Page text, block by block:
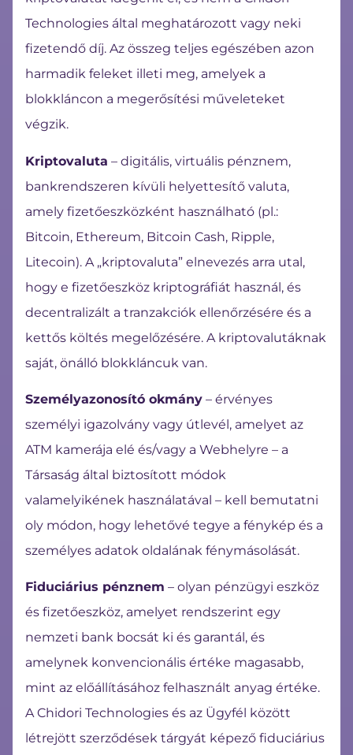
Technologies által meghatározott vagy neki
fizetendő díj. Az összeg teljes egészében azon
harmadik feleket illeti meg, amelyek a
blokkláncon a megerősítési műveleteket
végzik.
Kriptovaluta – digitális, virtuális pénznem,
bankrendszeren kívüli helyettesítő valuta,
amely fizetőeszközként használható (pl.:
Bitcoin, Ethereum, Bitcoin Cash, Ripple,
Litecoin). A „kriptovaluta” elnevezés arra utal,
hogy e fizetőeszköz kriptográfiát használ, és
decentralizált a tranzakciók ellenőrzésére és a
kettős költés megelőzésére. A kriptovalutáknak
saját, önálló blokkláncuk van.
Személyazonosító okmány – érvényes
személyi igazolvány vagy útlevél, amelyet az
ATM kamerája elé és/vagy a Webhelyre – a
Társaság által biztosított módok
valamelyikének használatával – kell bemutatni
oly módon, hogy lehetővé tegye a fénykép és a
személyes adatok oldalának fénymásolását.
Fiduciárius pénznem – olyan pénzügyi eszköz
és fizetőeszköz, amelyet rendszerint egy
nemzeti bank bocsát ki és garantál, és
amelynek konvencionális értéke magasabb,
mint az előállításához felhasznált anyag értéke.
A Chidori Technologies és az Ügyfél között
létrejött szerződések tárgyát képező fiduciárius